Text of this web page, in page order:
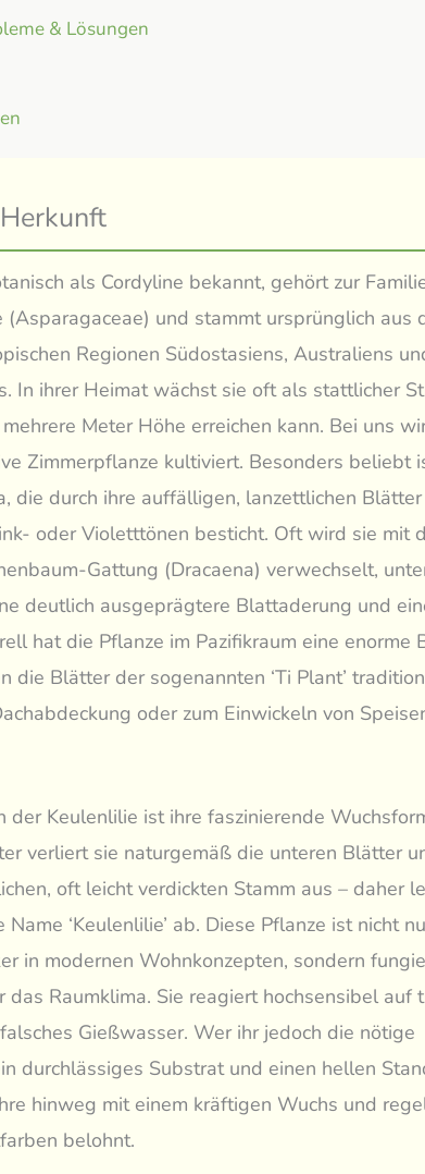
& Lösungen
als Cordyline bekannt, gehört zur
(Asparagaceae) und stammt ursprünglich aus
Regionen Südostasiens, Australiens
In ihrer Heimat wächst sie oft als stattlicher
Meter Höhe erreichen kann. Bei uns
Zimmerpflanze kultiviert. Besonders beliebt
die durch ihre auffälligen, lanzettlichen
oder Violetttönen besticht. Oft wird sie mit
Gattung (Dracaena) verwechselt,
deutlich ausgeprägtere Blattaderung und
hat die Pflanze im Pazifikraum eine enorme
die Blätter der sogenannten ‘Ti Plant’
oder zum Einwickeln von
der Keulenlilie ist ihre faszinierende
verliert sie naturgemäß die unteren Blätter
oft leicht verdickten Stamm aus – daher
‘Keulenlilie’ ab. Diese Pflanze ist nicht
in modernen Wohnkonzepten, sondern
Raumklima. Sie reagiert hochsensibel auf
Gießwasser. Wer ihr jedoch die nötige
durchlässiges Substrat und einen hellen
hinweg mit einem kräftigen Wuchs und
belohnt.